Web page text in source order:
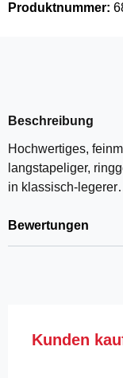
Produktnummer:
Beschreibung
Hochwertiges,
langstapeliger,
in klassisch-
Bewertungen
Produktgalerie
Kunden